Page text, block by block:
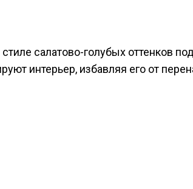
салатово-голубых оттенков
интерьер, избавляя его от